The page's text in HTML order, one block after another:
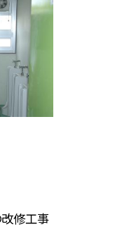
改修工事